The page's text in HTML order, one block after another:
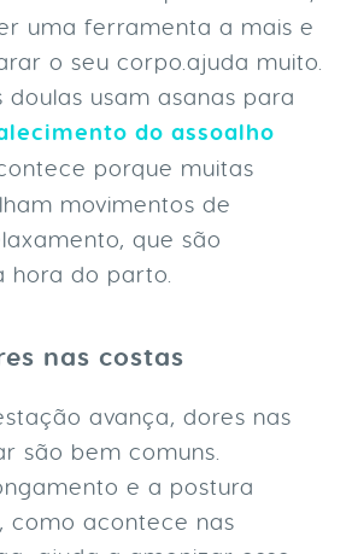
uma ferramenta a mais e
o seu corpo.ajuda muito.
doulas usam asanas para
do assoalho
porque muitas
movimentos de
que são
hora do parto.
nas costas
avança, dores nas
são bem comuns.
e a postura
como acontece nas